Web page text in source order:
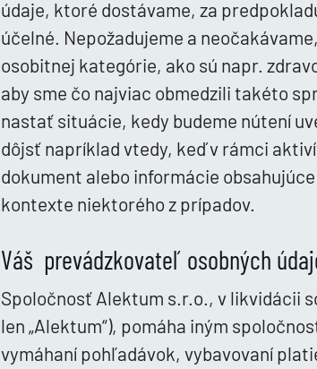
údaje, ktoré dostávame, za
účelné. Nepožadujeme a
osobitnej kategórie, ako sú napr.
aby sme čo najviac obmedzili takéto
nastať situácie, kedy budeme nútení
dôjsť napríklad vtedy, keď v rámci
dokument alebo informácie
kontexte niektorého z prípadov.
Váš prevádzkovateľ osobných
Spoločnosť Alektum s.r.o., v likvidácii
len „Alektum“), pomáha iným
vymáhaní pohľadávok, vybavovaní